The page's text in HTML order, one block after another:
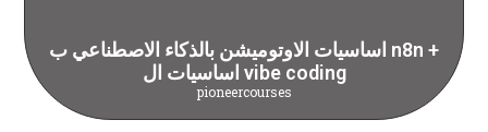
اساسيات الاوتوميشن بالذكاء الاصطناعي ب n8n +
اساسيات ال vibe coding
pioneercourses